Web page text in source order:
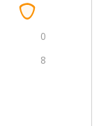
0
8